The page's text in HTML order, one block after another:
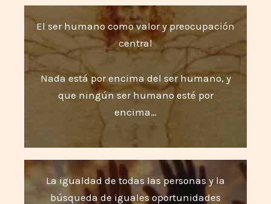
El ser humano como valor y preocupación
central
Nada está por encima del ser humano, y
que ningún ser humano esté por
encima…
La igualdad de todas las personas y la
búsqueda de iguales oportunidades